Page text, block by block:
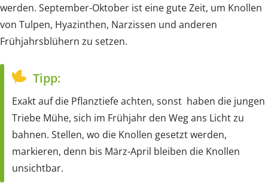
werden. September-Oktober ist eine gute Zeit, um Knollen
von Tulpen, Hyazinthen, Narzissen und anderen
Frühjahrsblühern zu setzen.
Tipp:
Exakt auf die Pflanztiefe achten, sonst haben die jungen
Triebe Mühe, sich im Frühjahr den Weg ans Licht zu
bahnen. Stellen, wo die Knollen gesetzt werden,
markieren, denn bis März-April bleiben die Knollen
unsichtbar.